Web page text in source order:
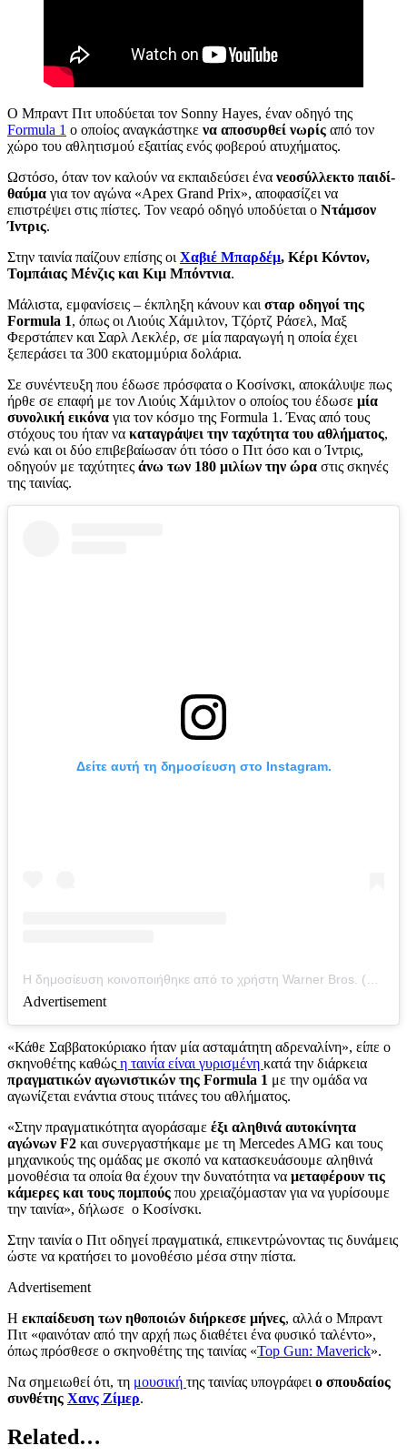
Ο Μπραντ Πιτ υποδύεται τον Sonny Hayes, έναν οδηγό της
Formula 1 ο οποίος αναγκάστηκε να αποσυρθεί νωρίς από τον
χώρο του αθλητισμού εξαιτίας ενός φοβερού ατυχήματος.
Ωστόσο, όταν τον καλούν να εκπαιδεύσει ένα νεοσύλλεκτο παιδί-
θαύμα για τον αγώνα «Apex Grand Prix», αποφασίζει να
επιστρέψει στις πίστες. Τον νεαρό οδηγό υποδύεται ο Ντάμσον
Ίντρις.
Στην ταινία παίζουν επίσης οι Χαβιέ Μπαρδέμ, Κέρι Κόντον,
Τομπάιας Μένζις και Κιμ Μπόντνια.
Μάλιστα, εμφανίσεις – έκπληξη κάνουν και σταρ οδηγοί της
Formula 1, όπως οι Λιούις Χάμιλτον, Τζόρτζ Ράσελ, Μαξ
Φερστάπεν και Σαρλ Λεκλέρ, σε μία παραγωγή η οποία έχει
ξεπεράσει τα 300 εκατομμύρια δολάρια.
Σε συνέντευξη που έδωσε πρόσφατα ο Κοσίνσκι, αποκάλυψε πως
ήρθε σε επαφή με τον Λιούις Χάμιλτον ο οποίος του έδωσε μία
συνολική εικόνα για τον κόσμο της Formula 1. Ένας από τους
στόχους του ήταν να καταγράψει την ταχύτητα του αθλήματος,
ενώ και οι δύο επιβεβαίωσαν ότι τόσο ο Πιτ όσο και ο Ίντρις,
οδηγούν με ταχύτητες άνω των 180 μιλίων την ώρα στις σκηνές
της ταινίας.
Δείτε αυτή τη δημοσίευση στο Instagram.
Advertisement
«Κάθε Σαββατοκύριακο ήταν μία ασταμάτητη αδρεναλίνη», είπε ο
σκηνοθέτης καθώς η ταινία είναι γυρισμένη κατά την διάρκεια
πραγματικών αγωνιστικών της Formula 1 με την ομάδα να
αγωνίζεται ενάντια στους τιτάνες του αθλήματος.
«Στην πραγματικότητα αγοράσαμε έξι αληθινά αυτοκίνητα
αγώνων F2 και συνεργαστήκαμε με τη Mercedes AMG και τους
μηχανικούς της ομάδας με σκοπό να κατασκευάσουμε αληθινά
μονοθέσια τα οποία θα έχουν την δυνατότητα να μεταφέρουν τις
κάμερες και τους πομπούς που χρειαζόμασταν για να γυρίσουμε
την ταινία», δήλωσε ο Κοσίνσκι.
Στην ταινία ο Πιτ οδηγεί πραγματικά, επικεντρώνοντας τις δυνάμεις
ώστε να κρατήσει το μονοθέσιο μέσα στην πίστα.
Advertisement
Η εκπαίδευση των ηθοποιών διήρκεσε μήνες, αλλά ο Μπραντ
Πιτ «φαινόταν από την αρχή πως διαθέτει ένα φυσικό ταλέντο»,
όπως πρόσθεσε ο σκηνοθέτης της ταινίας «Top Gun: Maverick».
Να σημειωθεί ότι, τη μουσική της ταινίας υπογράφει ο σπουδαίος
συνθέτης Χανς Ζίμερ.
Related…